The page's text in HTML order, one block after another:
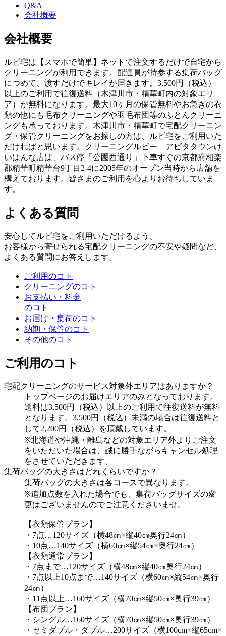
Q&A
会社概要
会社概要
ルビ宅は【スマホで簡単】ネットで注文するだけで自宅から
クリーニングが利用できます。配達員が持参する集荷バッグ
につめて、渡すだけでキレイが届きます。3,500円（税込）
以上のご利用で往復送料（木津川市・精華町内の対象エリ
ア）が無料になります。最大10ヶ月の保管無料やお急ぎの衣
類の他にも毛布クリーニングや羽毛布団等のふとんクリーニ
ングも承っております。木津川市・精華町で宅配クリーニン
グ・保管クリーニングをお探しの方は、ルビ宅をご利用いた
だければと思います。クリーニングルビー アピタタウンけ
いはんな店は、バス停「公園西通り」下車すぐの京都府相楽
郡精華町精華台9丁目2-4に2005年のオープン当時から店舗を
構えております。皆さまのご利用を心よりお待ちしていま
す。
よくある質問
安心してルビ宅をご利用いただけるよう、
お客様から寄せられる宅配クリーニングの不安や疑問など、
よくある質問にお答えします。
ご利用のコト
クリーニングのコト
お支払い・料金
のコト
お届け・集荷のコト
納期・保管のコト
その他のコト
ご利用のコト
宅配クリーニングのサービス対象外エリアはありますか？
トップページのお届けエリアのみとなっております。
送料は3,500円（税込）以上のご利用で往復送料が無料
となります。3,500円（税込）未満の場合は往復送料と
して2,200円（税込）を頂戴しています。
※北海道や沖縄・離島などの対象エリア外よりご注文
をいただいた場合は、誠に勝手ながらキャンセル処理
をさせていただきます。
集荷バッグの大きさはどれくらいですか？
集荷バッグの大きさは各コースで異なります。
※追加点数を入れた場合でも、集荷バッグサイズの変
更はございませんのでご注意くださいませ。
【衣類保管プラン】
・7点…120サイズ（横48㎝×縦40㎝奥行24㎝）
・10点…140サイズ（横60㎝×縦54㎝×奥行24㎝）
【衣類通常プラン】
・7点まで…120サイズ（横48㎝×縦40㎝奥行24㎝）
・7点以上10点まで…140サイズ（横60㎝×縦54㎝×奥行
24㎝）
・11点以上…160サイズ（横70㎝×縦50㎝×奥行39㎝）
【布団プラン】
・シングル…160サイズ（横70㎝×縦50㎝×奥行39㎝）
・セミダブル・ダブル…200サイズ（横100cm×縦65cm×